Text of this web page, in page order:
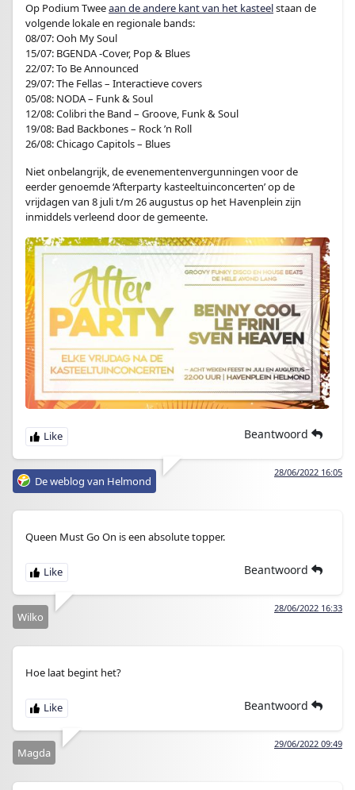
Op Podium Tweeaan de andere kant van het kasteelstaan de
volgende lokale en regionale bands:
08/07: Ooh My Soul
15/07: BGENDA -Cover, Pop & Blues
22/07: To Be Announced
29/07: The Fellas – Interactieve covers
05/08: NODA – Funk & Soul
12/08: Colibri the Band – Groove, Funk & Soul
19/08: Bad Backbones – Rock ’n Roll
26/08: Chicago Capitols – Blues
Niet onbelangrijk, de evenementenvergunningen voor de
eerder genoemde ‘Afterparty kasteeltuinconcerten’ op de
vrijdagen van 8 juli t/m 26 augustus op het Havenplein zijn
inmiddels verleend door de gemeente.
Beantwoord
28/06/2022 16:05
De weblog van Helmond
Queen Must Go On is een absolute topper.
Beantwoord
28/06/2022 16:33
Wilko
Hoe laat begint het?
Beantwoord
29/06/2022 09:49
Magda